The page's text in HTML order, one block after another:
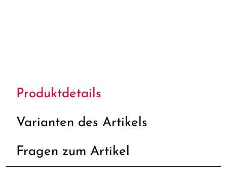
Produktdetails
Varianten des Artikels
Fragen zum Artikel